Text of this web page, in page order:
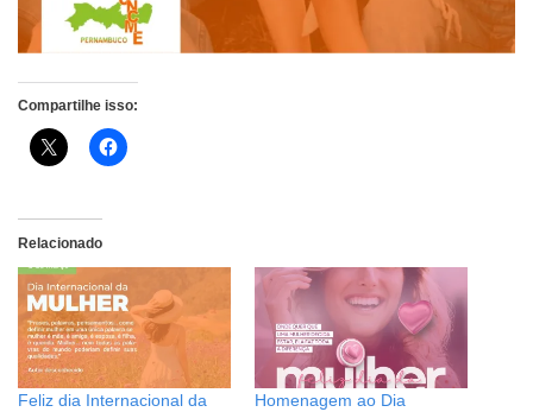
Compartilhe isso:
Relacionado
Feliz dia Internacional da
Homenagem ao Dia